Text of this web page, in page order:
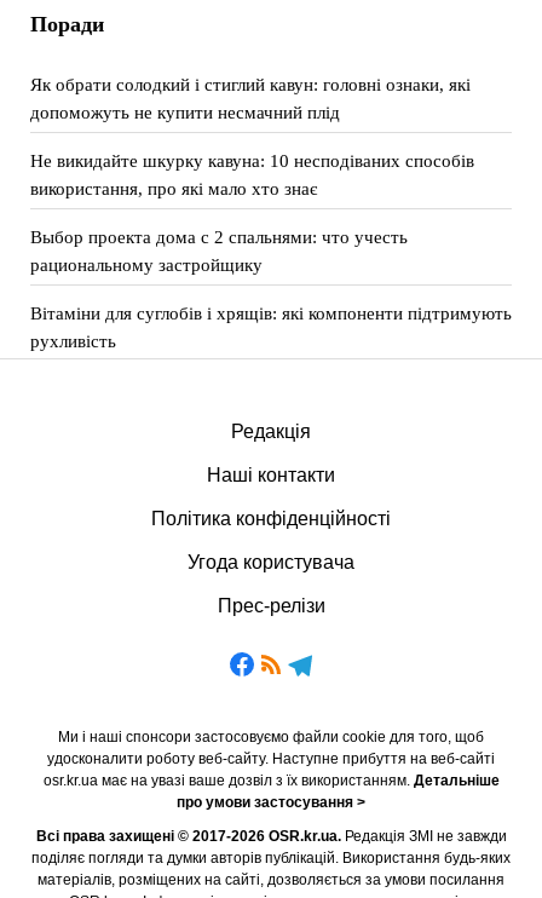
Поради
Як обрати солодкий і стиглий кавун: головні ознаки, які
допоможуть не купити несмачний плід
Не викидайте шкурку кавуна: 10 несподіваних способів
використання, про які мало хто знає
Выбор проекта дома с 2 спальнями: что учесть
рациональному застройщику
Вітаміни для суглобів і хрящів: які компоненти підтримують
рухливість
Редакція
Наші контакти
Політика конфіденційності
Угода користувача
Прес-релізи
Ми і наші спонсори застосовуємо файли cookie для того, щоб
удосконалити роботу веб-сайту. Наступне прибуття на веб-сайті
osr.kr.ua має на увазі ваше дозвіл з їх використанням. Детальніше
про умови застосування >
Всі права захищені © 2017-2026 OSR.kr.ua.Редакція ЗМІ не завжди
поділяє погляди та думки авторів публікацій. Використання будь-яких
матеріалів, розміщених на сайті, дозволяється за умови посилання